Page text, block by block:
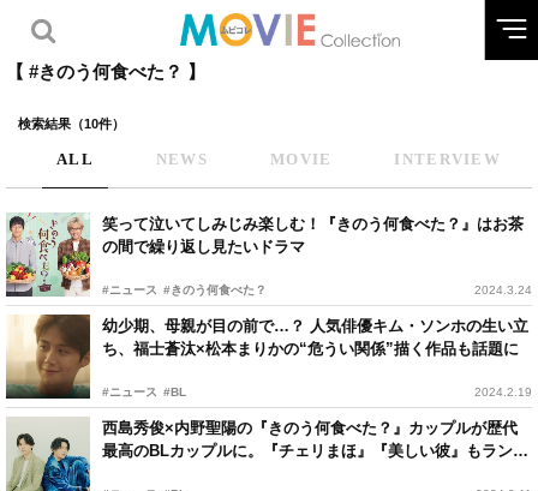
【 #きのう何食べた？ 】
検索結果（10件）
ALL NEWS MOVIE INTERVIEW
笑って泣いてしみじみ楽しむ！『きのう何食べた？』はお茶
の間で繰り返し見たいドラマ
#ニュース #きのう何食べた？ 2024.3.24
幼少期、母親が目の前で…？ 人気俳優キム・ソンホの生い立
ち、福士蒼汰×松本まりかの“危うい関係”描く作品も話題に
#ニュース #BL 2024.2.19
西島秀俊×内野聖陽の『きのう何食べた？』カップルが歴代
最高のBLカップルに。『チェリまほ』『美しい彼』もランク